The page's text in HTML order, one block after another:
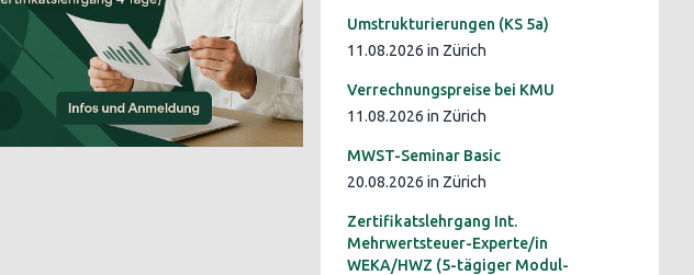
Umstrukturierungen (KS 5a)
11.08.2026 in Zürich
Verrechnungspreise bei KMU
11.08.2026 in Zürich
MWST-Seminar Basic
20.08.2026 in Zürich
Zertifikatslehrgang Int.
Mehrwertsteuer-Experte/in
WEKA/HWZ (5-tägiger Modul-